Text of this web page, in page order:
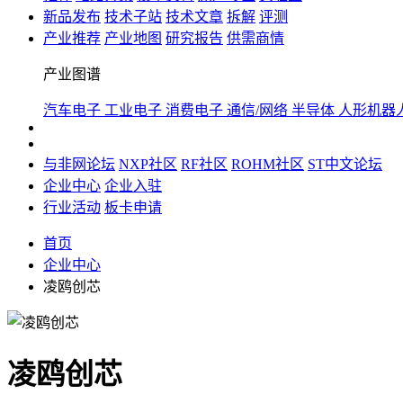
新品发布 技术子站 技术文章 拆解 评测
产业推荐 产业地图 研究报告 供需商情
产业图谱
汽车电子 工业电子 消费电子 通信/网络 半导体 人形机器
与非网论坛 NXP社区 RF社区 ROHM社区 ST中文论坛
企业中心 企业入驻
行业活动 板卡申请
首页
企业中心
凌鸥创芯
凌鸥创芯